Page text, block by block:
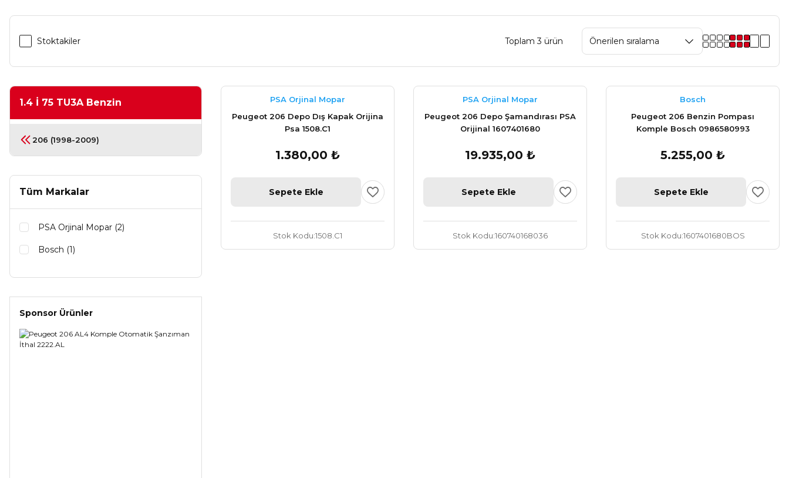
Stoktakiler Toplam 3 ürün
1.4 İ 75 TU3A Benzin
206 (1998-2009)
Tüm Markalar
PSA Orjinal Mopar (2)
Bosch (1)
Sponsor Ürünler
PSA Orjinal Mopar
Peugeot 206 Depo Dış Kapak Orijina
Psa 1508.C1
1.380,00 ₺
Sepete Ekle
Stok Kodu 1508.C1
PSA Orjinal Mopar
Peugeot 206 Depo Şamandırası PSA
Orijinal 1607401680
19.935,00 ₺
Sepete Ekle
Stok Kodu 160740168036
Bosch
Peugeot 206 Benzin Pompası
Komple Bosch 0986580993
5.255,00 ₺
Sepete Ekle
Stok Kodu 1607401680BOS